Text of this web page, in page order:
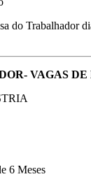
do Trabalhador
VAGAS DE
6 Meses